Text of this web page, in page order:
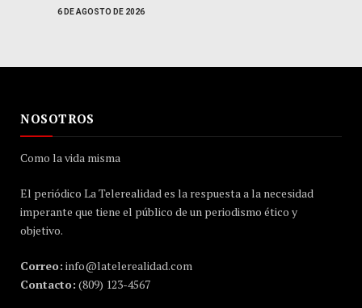
6 DE AGOSTO DE 2026
NOSOTROS
Como la vida misma
El periódico La Telerealidad es la respuesta a la necesidad
imperante que tiene el público de un periodismo ético y
objetivo.
Correo: info@latelerealidad.com
Contacto: (809) 123-4567